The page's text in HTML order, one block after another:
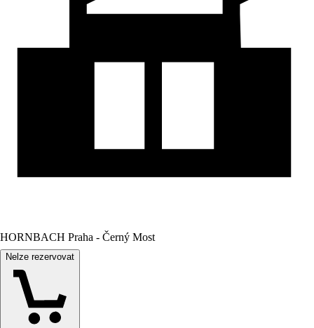
HORNBACH Praha - Černý Most
Nelze rezervovat